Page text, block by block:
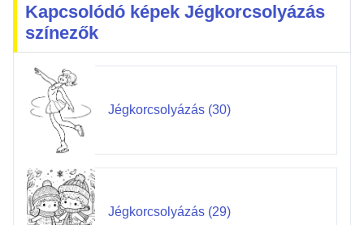
Kapcsolódó képek Jégkorcsolyázás
színezők
Jégkorcsolyázás (30)
Jégkorcsolyázás (29)